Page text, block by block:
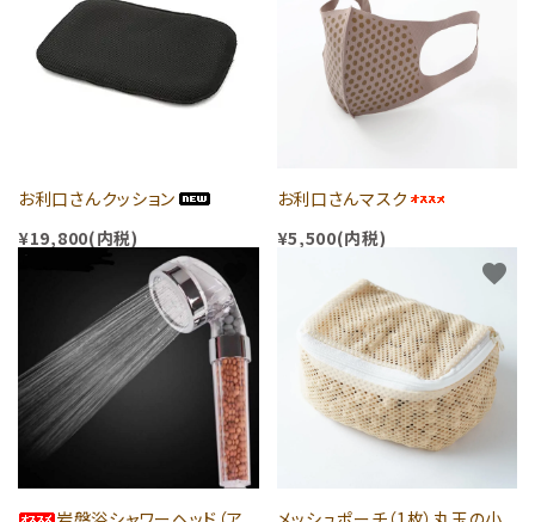
お利口さんクッション
¥19,800(内税)
お利口さんマスク
¥5,500(内税)
favorite favorite